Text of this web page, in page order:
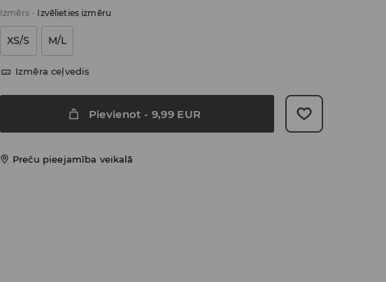
Izmērs- Izvēlieties izmēru
XS/S M/L
Izmēra ceļvedis
Pievienot - 9,99 EUR
Preču pieejamība veikalā